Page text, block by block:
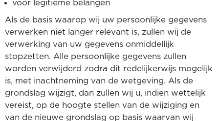
voor legitieme belangen
Als de basis waarop wij uw persoonlijke gegevens
verwerken niet langer relevant is, zullen wij de
verwerking van uw gegevens onmiddellijk
stopzetten. Alle persoonlijke gegevens zullen
worden verwijderd zodra dit redelijkerwijs mogelijk
is, met inachtneming van de wetgeving. Als de
grondslag wijzigt, dan zullen wij u, indien wettelijk
vereist, op de hoogte stellen van de wijziging en
van de nieuwe grondslag op basis waarvan wij